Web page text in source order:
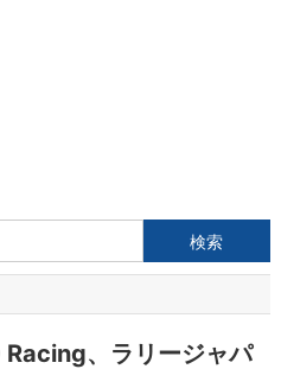
索:
Racing、ラリージャパ